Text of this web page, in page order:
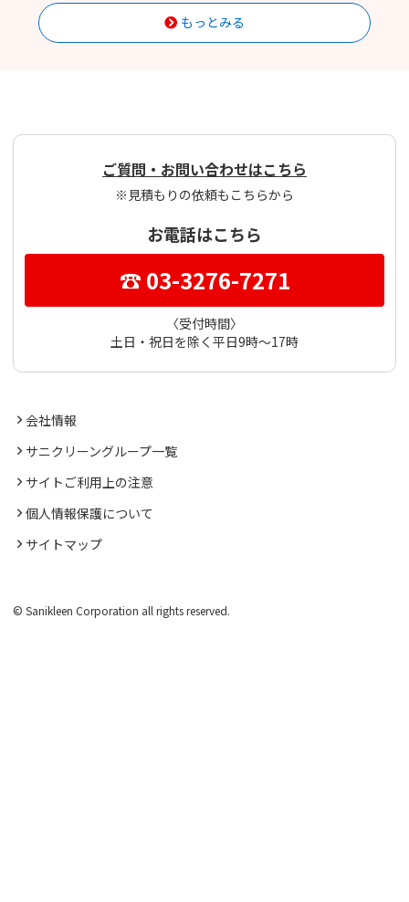
もっとみる
ご質問・お問い合わせはこちら
※見積もりの依頼もこちらから
お電話はこちら
☎ 03-3276-7271
〈受付時間〉
土日・祝日を除く平日9時～17時
会社情報
サニクリーングループ一覧
サイトご利用上の注意
個人情報保護について
サイトマップ
© Sanikleen Corporation all rights reserved.